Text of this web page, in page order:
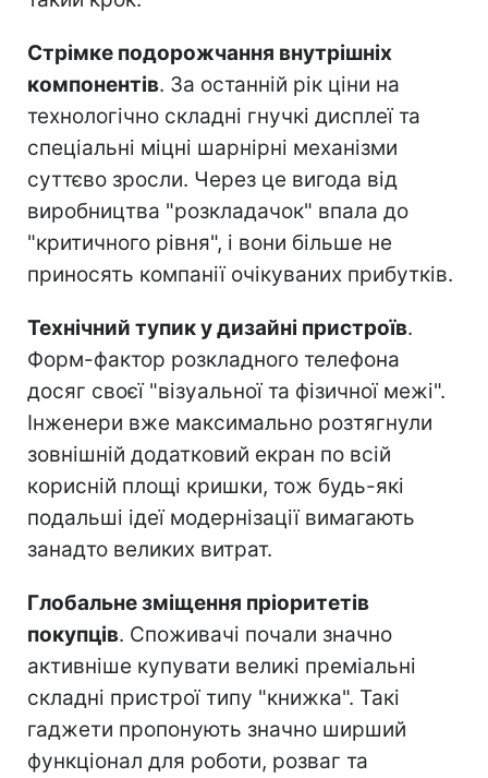
Стрімке подорожчання внутрішніх
компонентів. За останній рік ціни на
технологічно складні гнучкі дисплеї та
спеціальні міцні шарнірні механізми
суттєво зросли. Через це вигода від
виробництва "розкладачок" впала до
"критичного рівня", і вони більше не
приносять компанії очікуваних прибутків.
Технічний тупик у дизайні пристроїв.
Форм-фактор розкладного телефона
досяг своєї "візуальної та фізичної межі".
Інженери вже максимально розтягнули
зовнішній додатковий екран по всій
корисній площі кришки, тож будь-які
подальші ідеї модернізації вимагають
занадто великих витрат.
Глобальне зміщення пріоритетів
покупців. Споживачі почали значно
активніше купувати великі преміальні
складні пристрої типу "книжка". Такі
гаджети пропонують значно ширший
функціонал для роботи, розваг та